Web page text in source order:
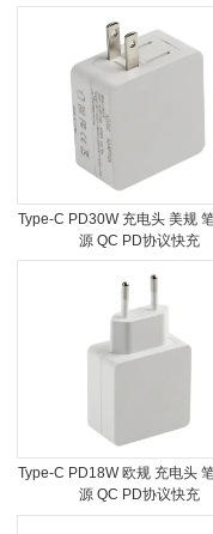
Type-C PD30W 充电头 美规
源 QC PD协议快充
Type-C PD18W 欧规 充电头
源 QC PD协议快充